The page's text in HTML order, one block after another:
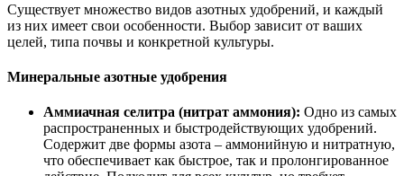
Существует множество видов азотных удобрений, и каждый
из них имеет свои особенности. Выбор зависит от ваших
целей, типа почвы и конкретной культуры.
Минеральные азотные удобрения
Аммиачная селитра (нитрат аммония): Одно из самых
распространенных и быстродействующих удобрений.
Содержит две формы азота – аммонийную и нитратную,
что обеспечивает как быстрое, так и пролонгированное